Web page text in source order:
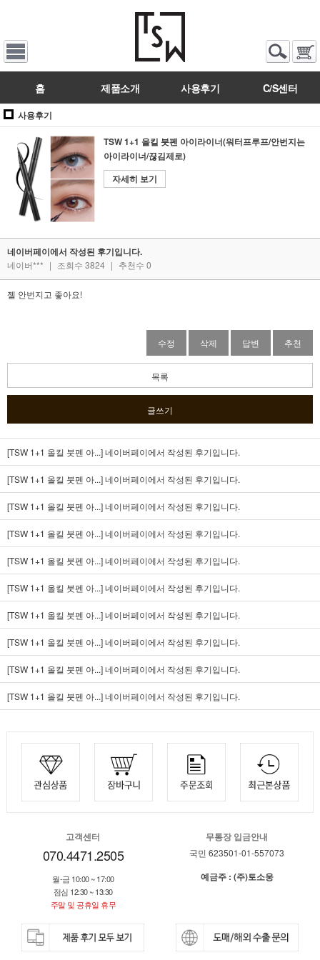
홈 제품소개 사용후기 C/S센터
사용후기
TSW 1+1 올킬 붓펜 아이라이너(워터프루프/안번지는
아이라이너/끊김제로)
자세히 보기
네이버페이에서 작성된 후기입니다.
네이버*** | 조회수 3824 | 추천수 0
젤 안번지고 좋아요!
수정 삭제 답변 추천
목록
글쓰기
[TSW 1+1 올킬 붓펜 아...]네이버페이에서 작성된 후기입니다.
[TSW 1+1 올킬 붓펜 아...]네이버페이에서 작성된 후기입니다.
[TSW 1+1 올킬 붓펜 아...]네이버페이에서 작성된 후기입니다.
[TSW 1+1 올킬 붓펜 아...]네이버페이에서 작성된 후기입니다.
[TSW 1+1 올킬 붓펜 아...]네이버페이에서 작성된 후기입니다.
[TSW 1+1 올킬 붓펜 아...]네이버페이에서 작성된 후기입니다.
[TSW 1+1 올킬 붓펜 아...]네이버페이에서 작성된 후기입니다.
[TSW 1+1 올킬 붓펜 아...]네이버페이에서 작성된 후기입니다.
[TSW 1+1 올킬 붓펜 아...]네이버페이에서 작성된 후기입니다.
[TSW 1+1 올킬 붓펜 아...]네이버페이에서 작성된 후기입니다.
고객센터
070.4471.2505
월-금 10:00 ~ 17:00
점심 12:30 ~ 13:30
주말 및 공휴일 휴무
무통장 입금안내
국민 623501-01-557073
예금주 : (주)토소웅